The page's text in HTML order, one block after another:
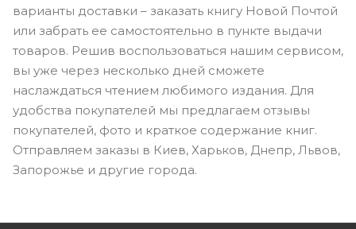
варианты доставки – заказать книгу Новой Почтой
или забрать ее самостоятельно в пункте выдачи
товаров. Решив воспользоваться нашим сервисом,
вы уже через несколько дней сможете
наслаждаться чтением любимого издания. Для
удобства покупателей мы предлагаем отзывы
покупателей, фото и краткое содержание книг.
Отправляем заказы в Киев, Харьков, Днепр, Львов,
Запорожье и другие города.